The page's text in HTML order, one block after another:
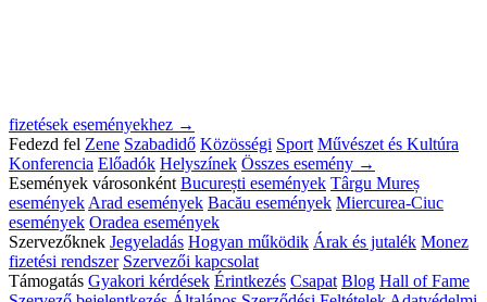
fizetések eseményekhez →
Fedezd fel Zene Szabadidő Közösségi Sport Művészet és Kultúra
Konferencia Előadók Helyszínek Összes esemény →
Események városonként București események Târgu Mureș
események Arad események Bacău események Miercurea-Ciuc
események Oradea események
Szervezőknek Jegyeladás Hogyan működik Árak és jutalék Monez
fizetési rendszer Szervezői kapcsolat
Támogatás Gyakori kérdések Érintkezés Csapat Blog Hall of Fame